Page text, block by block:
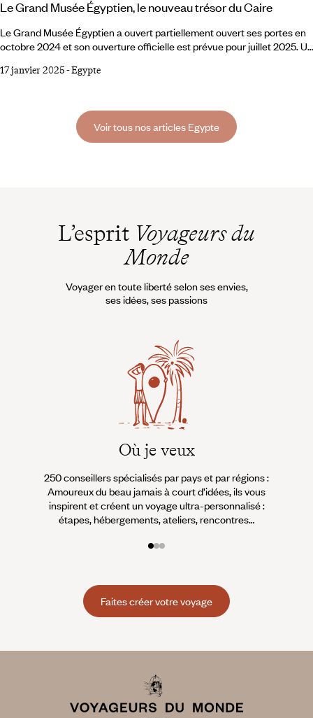
Le Grand Musée Égyptien, le nouveau trésor du Caire
Le Grand Musée Égyptien a ouvert partiellement ouvert ses portes en
octobre 2024 et son ouverture officielle est prévue pour juillet 2025. Un
patrimoine culturel égyptien et fait entrer l’égyptologie dans la
égyptiens ont finalement opté pour une ouverture par étapes
17 janvier 2025-Egypte
Voir tous nos articles Egypte
L’esprit Voyageurs du
Monde
Voyager en toute liberté selon ses envies,
ses idées, ses passions
Où je veux
250 conseillers spécialisés par pays et par régions :
Amoureux du beau jamais à court d’idées, ils vous
inspirent et créent un voyage ultra-personnalisé :
étapes, hébergements, ateliers, rencontres…
Faites créer votre voyage